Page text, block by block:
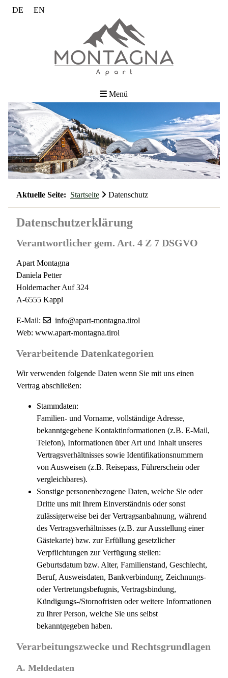
DE EN
Menü
Aktuelle Seite: Startseite Datenschutz
Datenschutzerklärung
Verantwortlicher gem. Art. 4 Z 7 DSGVO
Apart Montagna
Daniela Petter
Holdernacher Auf 324
A-6555 Kappl
E-Mail:
info@apart-montagna.tirol
Web: www.apart-montagna.tirol
Verarbeitende Datenkategorien
Wir verwenden folgende Daten wenn Sie mit uns einen
Vertrag abschließen:
Stammdaten:
Familien- und Vorname, vollständige Adresse,
bekanntgegebene Kontaktinformationen (z.B. E-Mail,
Telefon), Informationen über Art und Inhalt unseres
Vertragsverhältnisses sowie Identifikationsnummern
von Ausweisen (z.B. Reisepass, Führerschein oder
vergleichbares).
Sonstige personenbezogene Daten, welche Sie oder
Dritte uns mit Ihrem Einverständnis oder sonst
zulässigerweise bei der Vertragsanbahnung, während
des Vertragsverhältnisses (z.B. zur Ausstellung einer
Gästekarte) bzw. zur Erfüllung gesetzlicher
Verpflichtungen zur Verfügung stellen:
Geburtsdatum bzw. Alter, Familienstand, Geschlecht,
Beruf, Ausweisdaten, Bankverbindung, Zeichnungs-
oder Vertretungsbefugnis, Vertragsbindung,
Kündigungs-/Stornofristen oder weitere Informationen
zu Ihrer Person, welche Sie uns selbst
bekanntgegeben haben.
Verarbeitungszwecke und Rechtsgrundlagen
A. Meldedaten